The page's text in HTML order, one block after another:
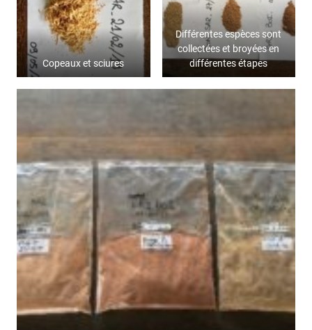
Copeaux et sciures
Différentes espèces sont
collectées et broyées en
différentes étapes